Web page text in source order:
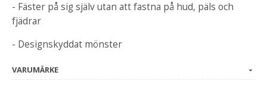
- Fäster på sig själv utan att fastna på hud, päls och
fjädrar
- Designskyddat mönster
VARUMÄRKE